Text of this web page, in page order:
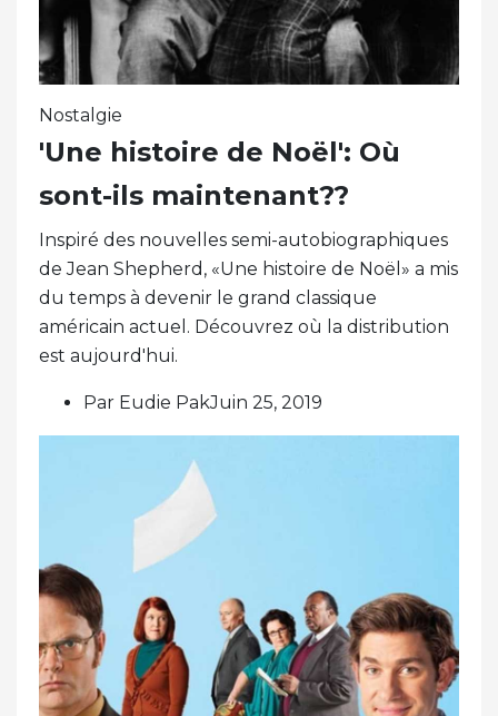
Nostalgie
'Une histoire de Noël': Où
sont-ils maintenant??
Inspiré des nouvelles semi-autobiographiques
de Jean Shepherd, «Une histoire de Noël» a mis
du temps à devenir le grand classique
américain actuel. Découvrez où la distribution
est aujourd'hui.
Par Eudie PakJuin 25, 2019